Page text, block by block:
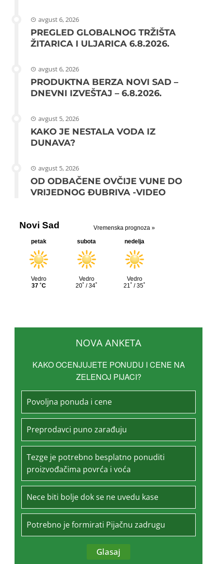
avgust 6, 2026
PREGLED GLOBALNOG TRŽIŠTA
ŽITARICA I ULJARICA 6.8.2026.
avgust 6, 2026
PRODUKTNA BERZA NOVI SAD –
DNEVNI IZVEŠTAJ – 6.8.2026.
avgust 5, 2026
KAKO JE NESTALA VODA IZ
DUNAVA?
avgust 5, 2026
OD ODBAČENE OVČIJE VUNE DO
VRIJEDNOG ĐUBRIVA -VIDEO
NOVA ANKETA
KAKO OCENJUJETE PONUDU I CENE NA
ZELENOJ PIJACI?
Povoljna ponuda i cene
Preprodavci puno zarađuju
Tezge je potrebno besplatno ponuditi
proizvođačima povrća i voća
Nece biti bolje dok se ne uvedu kase
Potrebno je formirati Pijačnu zadrugu